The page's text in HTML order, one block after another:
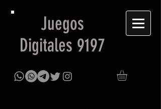
Juegos
Digitales 9197